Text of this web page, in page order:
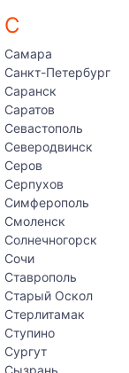
С
Самара
Санкт-Петербург
Саранск
Саратов
Севастополь
Северодвинск
Серов
Серпухов
Симферополь
Смоленск
Солнечногорск
Сочи
Ставрополь
Старый Оскол
Стерлитамак
Ступино
Сургут
Сызрань